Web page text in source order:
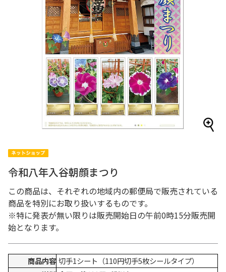
令和八年入谷朝顔まつり
この商品は、それぞれの地域内の郵便局で販売されている
商品を特別にお取り扱いするものです。
※特に発表が無い限りは販売開始日の午前0時15分販売開
始となります。
商品内容 切手1シート（110円切手5枚シールタイプ）